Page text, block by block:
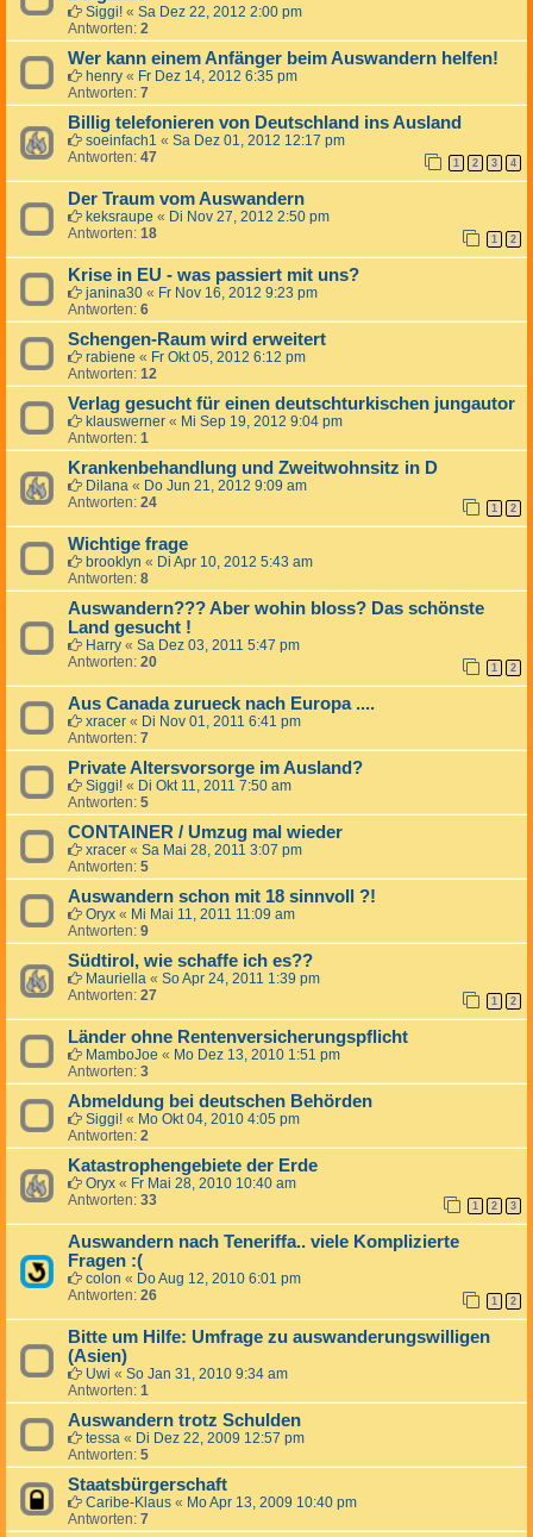
Siggi! « Sa Dez 22, 2012 2:00 pm
Antworten: 2
Wer kann einem Anfänger beim Auswandern helfen!
henry « Fr Dez 14, 2012 6:35 pm
Antworten: 7
Billig telefonieren von Deutschland ins Ausland
soeinfach1 « Sa Dez 01, 2012 12:17 pm
Antworten: 47 1 2 3 4
Der Traum vom Auswandern
keksraupe « Di Nov 27, 2012 2:50 pm
Antworten: 18 1 2
Krise in EU - was passiert mit uns?
janina30 « Fr Nov 16, 2012 9:23 pm
Antworten: 6
Schengen-Raum wird erweitert
rabiene « Fr Okt 05, 2012 6:12 pm
Antworten: 12
Verlag gesucht für einen deutschturkischen jungautor
klauswerner « Mi Sep 19, 2012 9:04 pm
Antworten: 1
Krankenbehandlung und Zweitwohnsitz in D
Dilana « Do Jun 21, 2012 9:09 am
Antworten: 24 1 2
Wichtige frage
brooklyn « Di Apr 10, 2012 5:43 am
Antworten: 8
Auswandern??? Aber wohin bloss? Das schönste
Land gesucht !
Harry « Sa Dez 03, 2011 5:47 pm
Antworten: 20 1 2
Aus Canada zurueck nach Europa ....
xracer « Di Nov 01, 2011 6:41 pm
Antworten: 7
Private Altersvorsorge im Ausland?
Siggi! « Di Okt 11, 2011 7:50 am
Antworten: 5
CONTAINER / Umzug mal wieder
xracer « Sa Mai 28, 2011 3:07 pm
Antworten: 5
Auswandern schon mit 18 sinnvoll ?!
Oryx « Mi Mai 11, 2011 11:09 am
Antworten: 9
Südtirol, wie schaffe ich es??
Mauriella « So Apr 24, 2011 1:39 pm
Antworten: 27 1 2
Länder ohne Rentenversicherungspflicht
MamboJoe « Mo Dez 13, 2010 1:51 pm
Antworten: 3
Abmeldung bei deutschen Behörden
Siggi! « Mo Okt 04, 2010 4:05 pm
Antworten: 2
Katastrophengebiete der Erde
Oryx « Fr Mai 28, 2010 10:40 am
Antworten: 33 1 2 3
Auswandern nach Teneriffa.. viele Komplizierte
Fragen :(
colon « Do Aug 12, 2010 6:01 pm
Antworten: 26 1 2
Bitte um Hilfe: Umfrage zu auswanderungswilligen
(Asien)
Uwi « So Jan 31, 2010 9:34 am
Antworten: 1
Auswandern trotz Schulden
tessa « Di Dez 22, 2009 12:57 pm
Antworten: 5
Staatsbürgerschaft
Caribe-Klaus « Mo Apr 13, 2009 10:40 pm
Antworten: 7